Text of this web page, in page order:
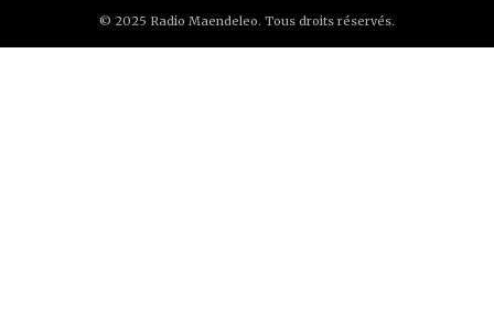
© 2025 Radio Maendeleo. Tous droits réservés.